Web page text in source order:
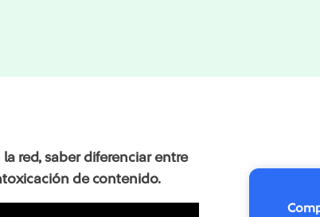
red, saber diferenciar entre
de contenido.